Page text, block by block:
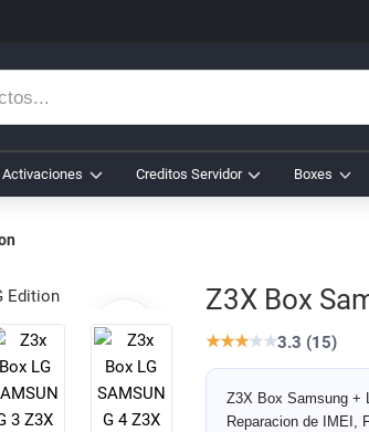
Activaciones Creditos Servidor Boxes
Z3X Box
★★★★★3.3 (15)
Z3X Box Samsung +
Reparacion de IMEI,